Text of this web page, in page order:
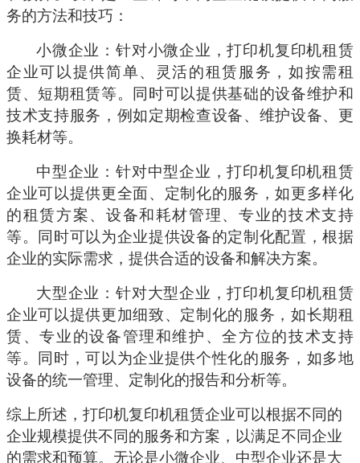
务的方法和技巧：
小微企业：针对小微企业，打印机复印机租赁
企业可以提供简单、灵活的租赁服务，如按需租
赁、短期租赁等。同时可以提供基础的设备维护和
技术支持服务，例如定期检查设备、维护设备、更
换耗材等。
中型企业：针对中型企业，打印机复印机租赁
企业可以提供更全面、定制化的服务，如更多样化
的租赁方案、设备和耗材管理、专业的技术支持
等。同时可以为企业提供设备的定制化配置，根据
企业的实际需求，提供合适的设备和解决方案。
大型企业：针对大型企业，打印机复印机租赁
企业可以提供更加细致、定制化的服务，如长期租
赁、专业的设备管理和维护、全方位的技术支持
等。同时，可以为企业提供个性化的服务，如多地
设备的统一管理、定制化的报告和分析等。
综上所述，打印机复印机租赁企业可以根据不同的
企业规模提供不同的服务和方案，以满足不同企业
的需求和预算。无论是小微企业、中型企业还是大